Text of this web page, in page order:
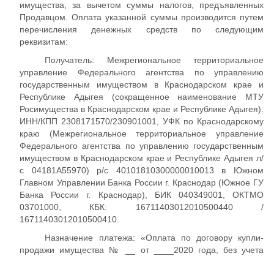
имущества, за вычетом суммы налогов, предъявленных
Продавцом. Оплата указанной суммы производится путем
перечисления денежных средств по следующим
реквизитам:
Получатель: Межрегиональное территориальное
управление Федерального агентства по управлению
государственным имуществом в Краснодарском крае и
Республике Адыгея (сокращенное наименование МТУ
Росимущества в Краснодарском крае и Республике Адыгея).
ИНН/КПП 2308171570/230901001, УФК по Краснодарскому
краю (Межрегиональное территориальное управление
Федерального агентства по управлению государственным
имуществом в Краснодарском крае и Республике Адыгея л/
с 04181А55970) р/с 40101810300000010013 в Южном
Главном Управлении Банка России г. Краснодар (Южное ГУ
Банка России г. Краснодар), БИК 040349001, ОКТМО
03701000, КБК: 16711403012010500440 /
16711403012010500410.
Назначение платежа: «Оплата по договору купли-
продажи имущества № __ от ____2020 года, без учета